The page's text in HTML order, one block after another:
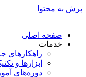
پرش به محتوا
صفحه اصلی
خدمات
راهکارهای
ابزارها و
دوره‌های